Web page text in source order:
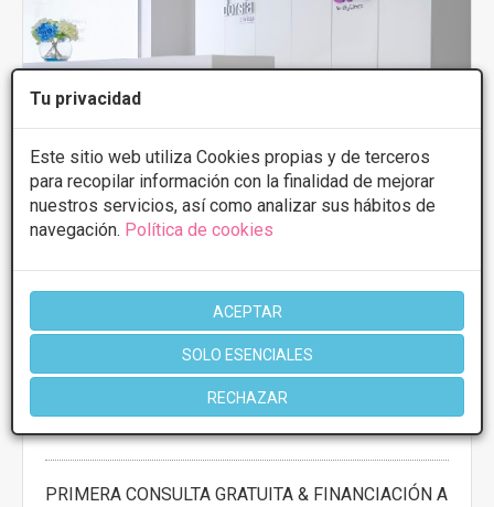
Tu privacidad
Este sitio web utiliza Cookies propias y de terceros
para recopilar información con la finalidad de mejorar
nuestros servicios, así como analizar sus hábitos de
navegación. Política de cookies
ACEPTAR
SOLO ESENCIALES
RECHAZAR
DORSIA CLINICAS DE ESTETICA
10 Opiniones
PRIMERA CONSULTA GRATUITA & FINANCIACIÓN A